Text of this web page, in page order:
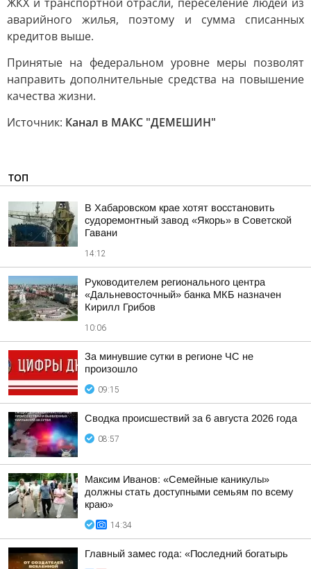
аварийного жилья, поэтому и сумма списанных
кредитов выше.
Принятые на федеральном уровне меры позволят
направить дополнительные средства на повышение
качества жизни.
Источник: Канал в МАКС "ДЕМЕШИН"
ТОП
В Хабаровском крае хотят восстановить
судоремонтный завод «Якорь» в Советской
Гавани
14:12
Руководителем регионального центра
«Дальневосточный» банка МКБ назначен
Кирилл Грибов
10:06
За минувшие сутки в регионе ЧС не
произошло
09:15
Сводка происшествий за 6 августа 2026 года
08:57
Максим Иванов: «Семейные каникулы»
должны стать доступными семьям по всему
краю»
14:34
Главный замес года: «Последний богатырь